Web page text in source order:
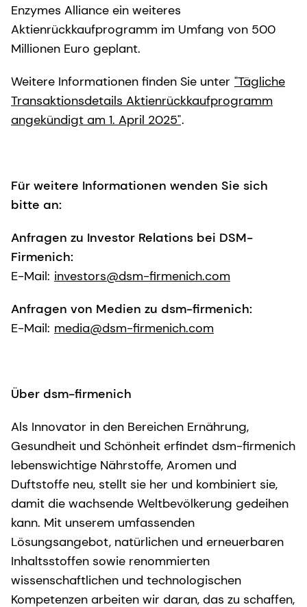
Enzymes Alliance ein weiteres
Aktienrückkaufprogramm im Umfang von 500
Millionen Euro geplant.
Weitere Informationen finden Sie unter "Tägliche
Transaktionsdetails Aktienrückkaufprogramm
angekündigt am 1. April 2025".
Für weitere Informationen wenden Sie sich
bitte an:
Anfragen zu Investor Relations bei DSM-
Firmenich:
E-Mail: investors@dsm-firmenich.com
Anfragen von Medien zu dsm-firmenich:
E-Mail: media@dsm-firmenich.com
Über dsm-firmenich
Als Innovator in den Bereichen Ernährung,
Gesundheit und Schönheit erfindet dsm-firmenich
lebenswichtige Nährstoffe, Aromen und
Duftstoffe neu, stellt sie her und kombiniert sie,
damit die wachsende Weltbevölkerung gedeihen
kann. Mit unserem umfassenden
Lösungsangebot, natürlichen und erneuerbaren
Inhaltsstoffen sowie renommierten
wissenschaftlichen und technologischen
Kompetenzen arbeiten wir daran, das zu schaffen,